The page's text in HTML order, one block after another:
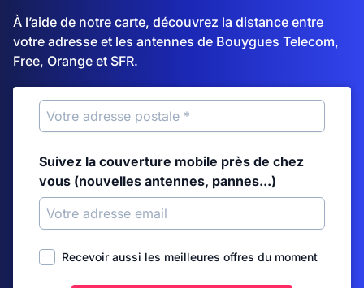
À l’aide de notre carte, découvrez la distance entre
votre adresse et les antennes de Bouygues Telecom,
Free, Orange et SFR.
Suivez la couverture mobile près de chez
vous (nouvelles antennes, pannes...)
Recevoir aussi les meilleures offres du moment